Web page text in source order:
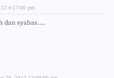
4:27:00 pm
dan syabas....